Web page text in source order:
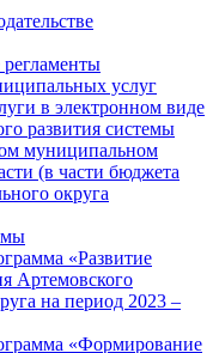
услуг
в электронном виде
развития системы
муниципальном
(в части бюджета
округа
«Развитие
Артемовского
на период 2023 –
«Формирование